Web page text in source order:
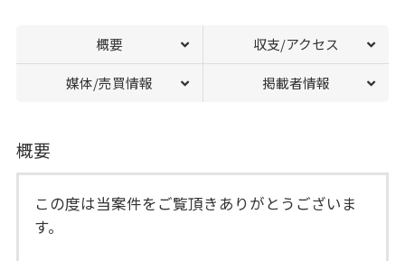
概要 収支/アクセス
媒体/売買情報 掲載者情報
概要
この度は当案件をご覧頂きありがとうございま
す。